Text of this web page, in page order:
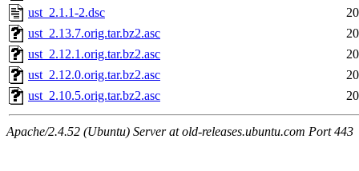
ust_2.1.1-2.dsc
ust_2.13.7.orig.tar.bz2.asc
ust_2.12.1.orig.tar.bz2.asc
ust_2.12.0.orig.tar.bz2.asc
ust_2.10.5.orig.tar.bz2.asc
Apache/2.4.52 (Ubuntu) Server at old-releases.ubuntu.com Port 443